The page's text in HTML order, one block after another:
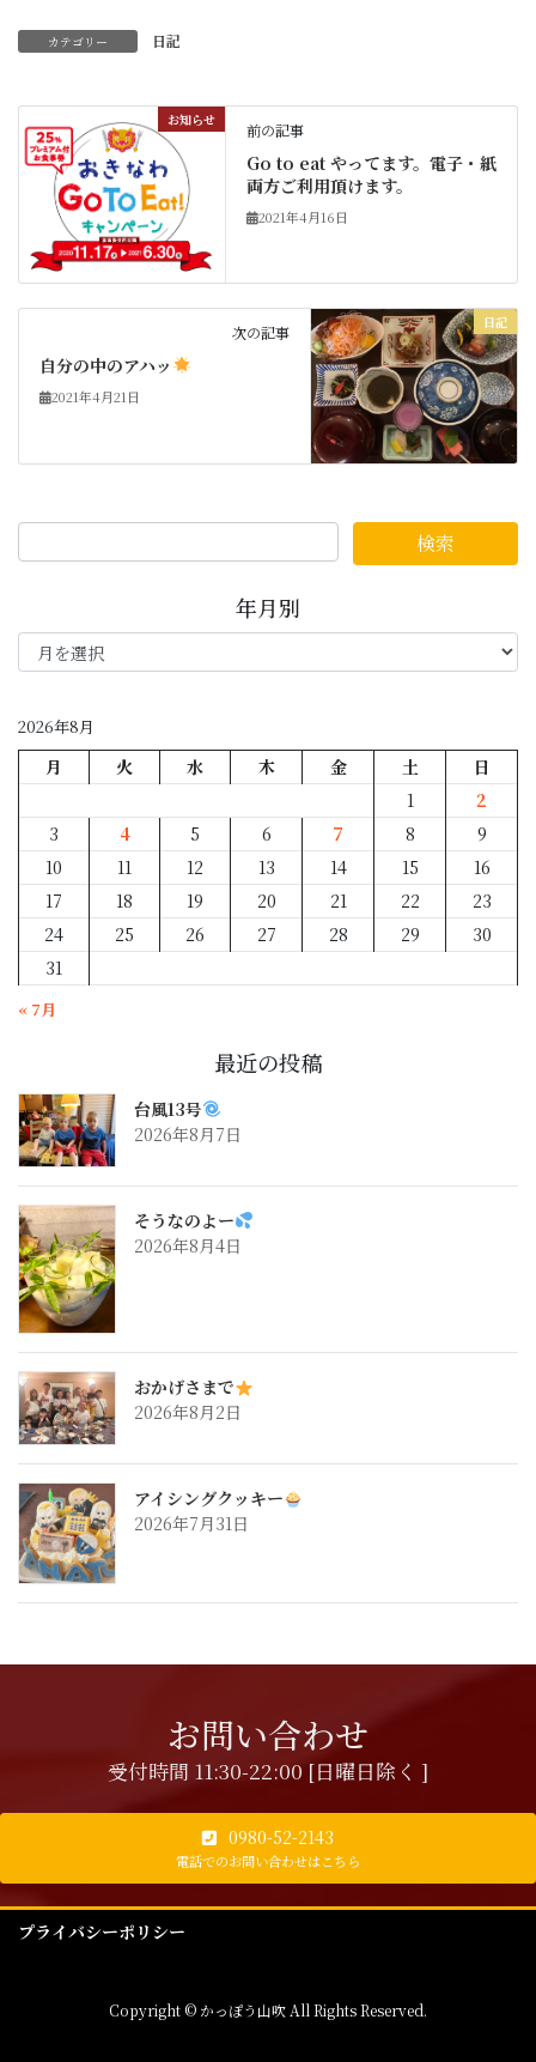
カテゴリー 日記
お知らせ
前の記事
Go to eat やってます。電子・紙
両方ご利用頂けます。
2021年4月16日
日記
次の記事
自分の中のアハッ
2021年4月21日
年月別
年
月
2026年8月
月 火 水 木 金 土
日
1
2
3
4 5 6 7 8
9
10
11 12 13 14 15
16
17
18 19 20 21 22
23
24
25 26 27 28 29
30
31
« 7月
最近の投稿
台風13号
2026年8月7日
そうなのよー
2026年8月4日
おかげさまで
2026年8月2日
アイシングクッキー
2026年7月31日
お問い合わせ
受付時間 11:30-22:00 [日曜日除く ]
0980-52-2143
電話でのお問い合わせはこちら
プライバシーポリシー
Copyright © かっぽう山吹 All Rights Reserved.